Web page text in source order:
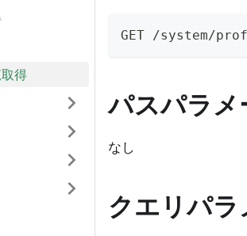
得
GET /system/
パスパラメ
なし
クエリパ